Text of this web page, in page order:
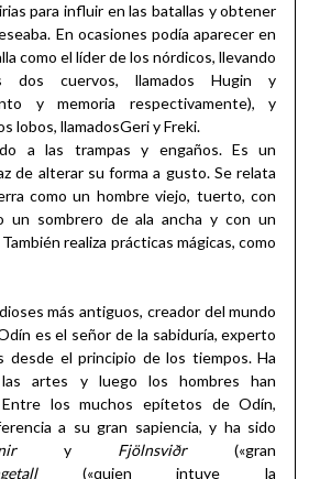
para influir en las batallas y obtener
En ocasiones podía aparecer en
como el líder de los nórdicos, llevando
dos cuervos, llamados Hugin y
y memoria respectivamente), y
lobos, llamadosGeri y Freki.
a las trampas y engaños. Es un
de alterar su forma a gusto. Se relata
como un hombre viejo, tuerto, con
un sombrero de ala ancha y con un
realiza prácticas mágicas, como
más antiguos, creador del mundo
es el señor de la sabiduría, experto
desde el principio de los tiempos. Ha
artes y luego los hombres han
los muchos epítetos de Odín,
a su gran sapiencia, y ha sido
y Fjölnsviðr(«gran
(«quien intuye la